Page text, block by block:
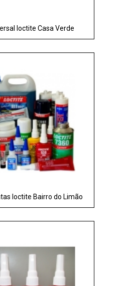
loctite Casa Verde
loctite Bairro do Limão